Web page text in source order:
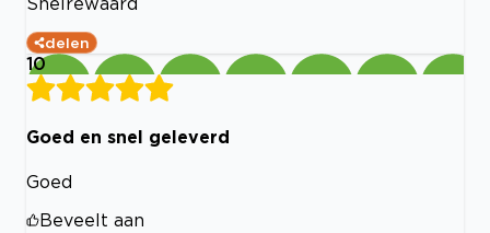
delen
10
Goed en snel geleverd
Goed
Beveelt aan